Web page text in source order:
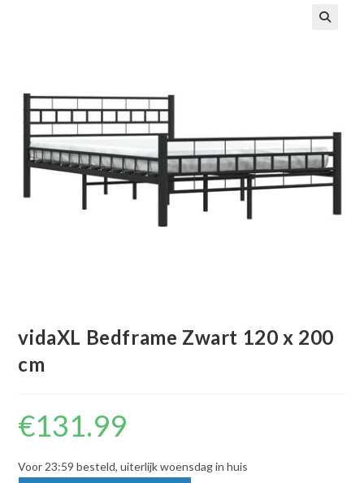
vidaXL Bedframe Zwart 120 x 200
cm
€131.99
Voor 23:59 besteld, uiterlijk woensdag in huis